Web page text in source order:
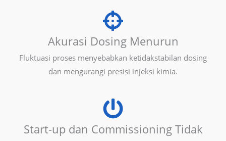
Akurasi Dosing Menurun
Fluktuasi proses menyebabkan ketidakstabilan dosing
dan mengurangi presisi injeksi kimia.
Start-up dan Commissioning Tidak